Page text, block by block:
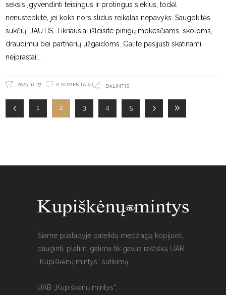
seksis įgyvendinti teisingus ir protingus siekius, todėl
nenustebkite, jei koks nors slidus reikalas nepavyks. Saugokitės
sukčių. JAUTIS. Tikriausiai išleisite pinigų mokesčiams, skoloms,
draudimui bei partnerių užgaidoms. Galite pasijusti skatinami
neįprastai
2023-11-27 0 KOMENTARŲ DALINTIS
1 2 3 4 5
Šiame puslapyje pateiktą medžiagą kopijuoti,
dauginti, platinti galima tik gavus raštišką UAB
„Kupiškėnų mintys“ sutikimą.
UAB „Kupiškėnų mintys“,